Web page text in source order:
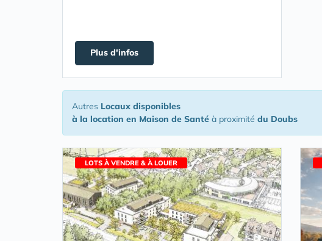
Plus d'infos
Autres Locaux disponibles
à la location en Maison de Santé à proximité du Doubs
LOTS À VENDRE & À LOUER